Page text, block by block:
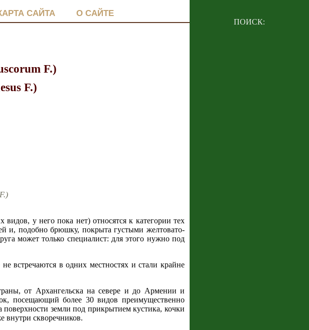
САЙТА О САЙТЕ
F.)
F.)
видов, у него пока нет) относятся к категории тех
и, подобно брюшку, покрыта густыми желтовато-
может только специалист: для этого нужно под
встречаются в одних местностях и стали крайне
от Архангельска на севере и до Армении и
посещающий более 30 видов преимущественно
земли под прикрытием кустика, кочки
внутри скворечников.
ПОИСК: